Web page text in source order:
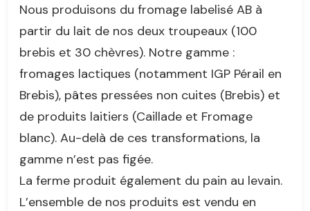
Nous produisons du fromage labelisé AB à
partir du lait de nos deux troupeaux (100
brebis et 30 chèvres). Notre gamme :
fromages lactiques (notamment IGP Pérail en
Brebis), pâtes pressées non cuites (Brebis) et
de produits laitiers (Caillade et Fromage
blanc). Au-delà de ces transformations, la
gamme n’est pas figée.
La ferme produit également du pain au levain.
L’ensemble de nos produits est vendu en